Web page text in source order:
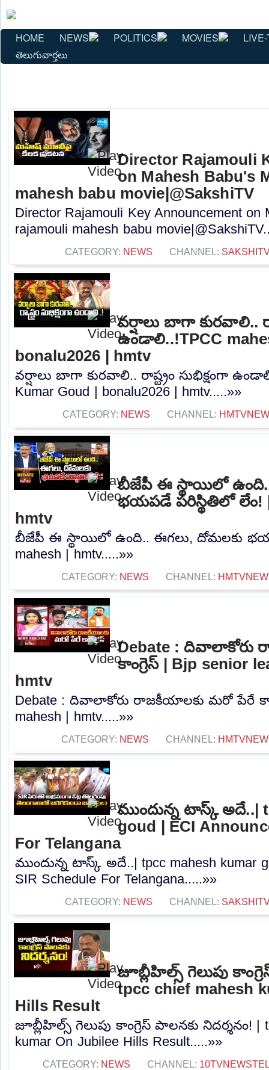
HOME NEWS POLITICS MOVIES
తెలుగువార్తలు
Director Rajamouli
on Mahesh Babu's
mahesh babu movie|@SakshiTV
Director Rajamouli Key Announcement on
rajamouli mahesh babu
CATEGORY: NEWS CHANNEL:
వర్షాలు బాగా కురవాలి..
ఉండాలి..!TPCC
bonalu2026 | hmtv
వర్షాలు బాగా కురవాలి.. రాష్ట్రం సుభిక్షంగా
Kumar Goud | bonalu2026 | hmtv.....»»
CATEGORY: NEWS CHANNEL:
బీజేపీ ఈ స్థాయిలో
భయపడే పరిస్థితిలో లేం! |
hmtv
బీజేపీ ఈ స్థాయిలో ఉంది.. ఈగలు, దోమలకు
mahesh | hmtv.....»»
CATEGORY: NEWS CHANNEL:
Debate : దివాలాకోరు
కాంగ్రెస్ | Bjp senior
hmtv
Debate : దివాలాకోరు రాజకీయాలకు మరో పేరే
mahesh | hmtv.....»»
CATEGORY: NEWS CHANNEL:
ముందున్న టాస్క్ అదే..|
goud | ECI
For Telangana
ముందున్న టాస్క్ అదే..| tpcc mahesh kumar
SIR Schedule For Telangana.....»»
CATEGORY: NEWS CHANNEL:
జూబ్లీహిల్స్ గెలుపు
tpcc chief mahesh
Hills Result
జూబ్లీహిల్స్ గెలుపు కాంగ్రెస్ పాలనకు నిదర్శనం! |
kumar On Jubilee Hills Result.....»»
CATEGORY: NEWS CHANNEL: